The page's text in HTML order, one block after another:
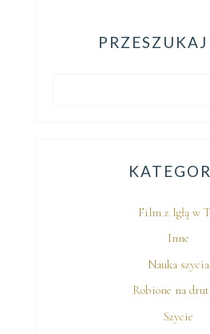
Film z Igłą w
Inne
Nauka szycia
Robione na
Szycie